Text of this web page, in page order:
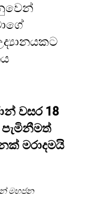
වසර 18
මරාදමයි
මහජන